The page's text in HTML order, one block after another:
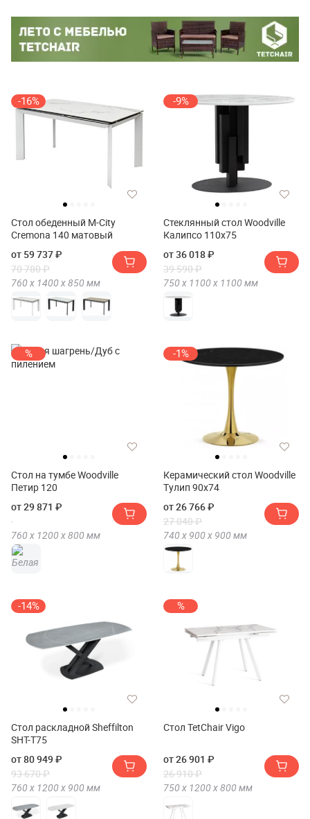
-16%
Стол обеденный M-City
Cremona 140 матовый
от 59 737 ₽
70 780 ₽
760 х 1400 х850 мм
-9%
Стеклянный стол Woodville
Калипсо 110х75
от 36 018 ₽
39 590 ₽
750 х 1100 х 1100 мм
%
Стол на тумбе Woodville
Петир 120
от 29 871 ₽
760 х 1200 х800 мм
-1%
Керамический стол Woodville
Тулип 90х74
от 26 766 ₽
27 040 ₽
740 х 900 х 900 мм
-14%
Стол раскладной Sheffilton
SHT-T75
от 80 949 ₽
93 670 ₽
760 х 1200 х 900 мм
%
Стол TetChair Vigo
от 26 901 ₽
26 910 ₽
750 х 1200 х800 мм